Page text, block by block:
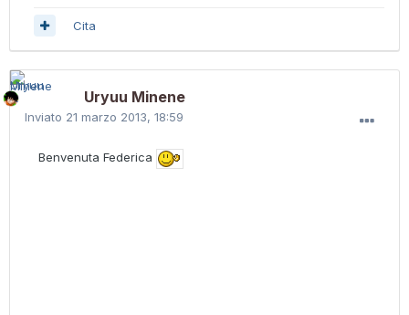
Cita
Uryuu Minene
Inviato 21 marzo 2013, 18:59
Benvenuta Federica